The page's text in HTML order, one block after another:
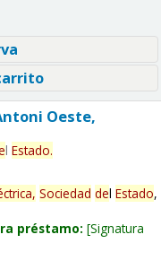
Oeste,
l Estado.
Sociedad del Estado,
préstamo: Signatura